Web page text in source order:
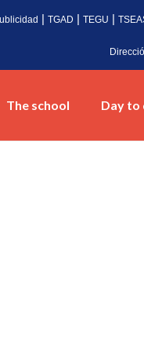
| TGAD | TEGU |
The school Day to